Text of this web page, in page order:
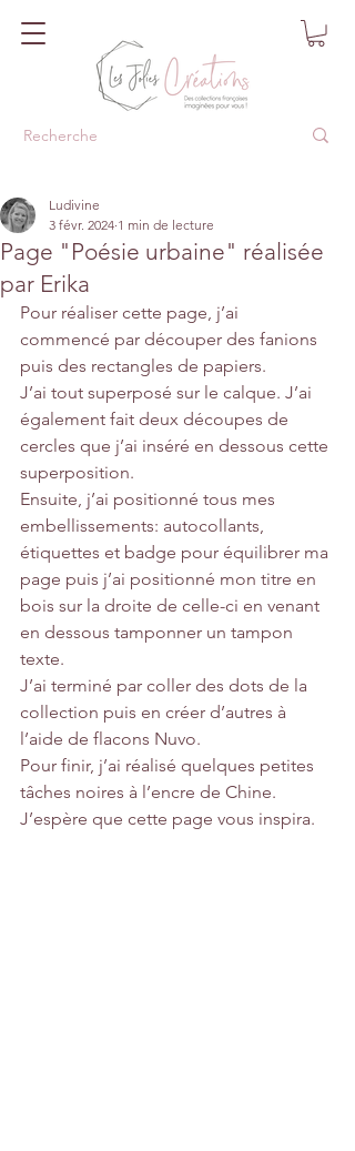
Page "Poésie urbaine" réalisée
par Erika
Ludivine
3 févr. 2024 1 min de lecture
Pour réaliser cette page, j’ai
commencé par découper des fanions
puis des rectangles de papiers.
J’ai tout superposé sur le calque. J’ai
également fait deux découpes de
cercles que j’ai inséré en dessous cette
superposition.
Ensuite, j’ai positionné tous mes
embellissements: autocollants,
étiquettes et badge pour équilibrer ma
page puis j’ai positionné mon titre en
bois sur la droite de celle-ci en venant
en dessous tamponner un tampon
texte.
J’ai terminé par coller des dots de la
collection puis en créer d’autres à
l’aide de flacons Nuvo.
Pour finir, j’ai réalisé quelques petites
tâches noires à l’encre de Chine.
J’espère que cette page vous inspira.